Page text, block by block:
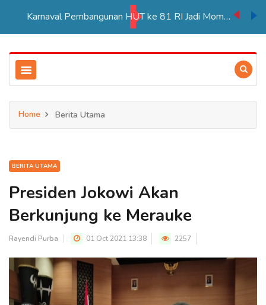
Karnaval Pembangunan HUT ke 81 RI Jadi Momentum Perkuat Persatuan di Merauke
Home Berita Utama
BERITA UTAMA
Presiden Jokowi Akan
Berkunjung ke Merauke
Rayendi Purba 01 Oct 2021 13:38 2257